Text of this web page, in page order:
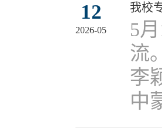
12
2026-05
我校
5
流
李
中